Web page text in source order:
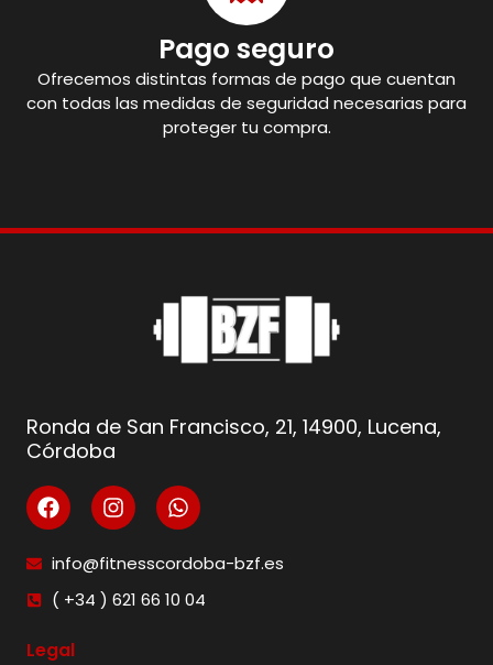
Pago seguro
Ofrecemos distintas formas de pago que cuentan
con todas las medidas de seguridad necesarias para
proteger tu compra.
Ronda de San Francisco, 21, 14900, Lucena,
Córdoba
info@fitnesscordoba-bzf.es
( +34 ) 621 66 10 04
Legal